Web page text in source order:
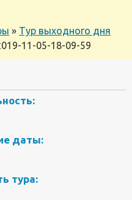
» Тур выходного дня
11-05-18-09-59
даты:
тура: